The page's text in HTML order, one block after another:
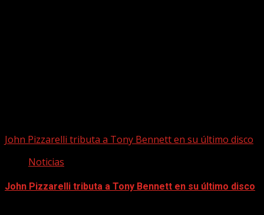
John Pizzarelli tributa a Tony Bennett en su último disco
Noticias
John Pizzarelli tributa a Tony Bennett en su último disco